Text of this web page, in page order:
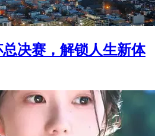
决赛，解锁人生新体